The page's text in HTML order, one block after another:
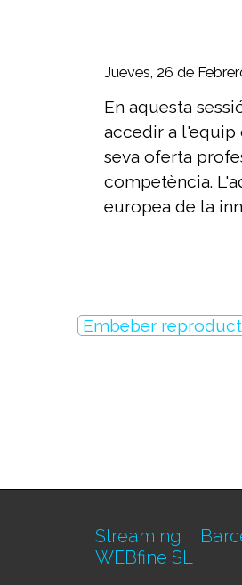
Jueves, 26 de
En aquesta
accedir a l'equip
seva oferta
competència.
europea de la
Embeber
Streaming
WEBfine SL